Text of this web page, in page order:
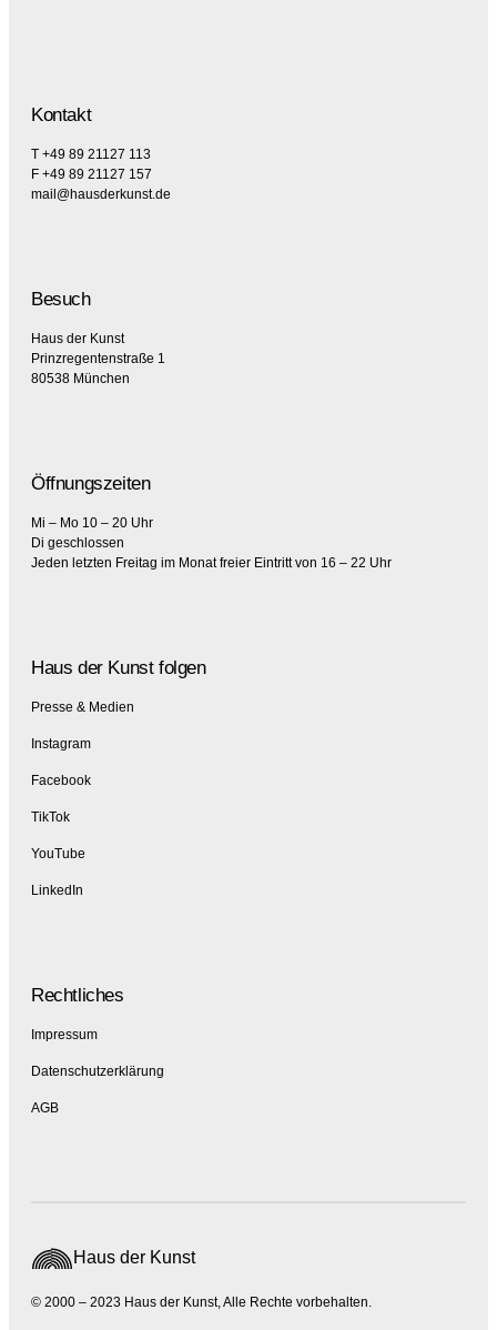
Kontakt
T +49 89 21127 113
F +49 89 21127 157
mail@hausderkunst.de
Besuch
Haus der Kunst
Prinzregentenstraße 1
80538 München
Öffnungszeiten
Mi – Mo 10 – 20 Uhr
Di geschlossen
Jeden letzten Freitag im Monat freier Eintritt von 16 – 22 Uhr
Haus der Kunst folgen
Presse & Medien
Instagram
Facebook
TikTok
YouTube
LinkedIn
Rechtliches
Impressum
Datenschutzerklärung
AGB
© 2000 – 2023 Haus der Kunst, Alle Rechte vorbehalten.
Haus der Kunst